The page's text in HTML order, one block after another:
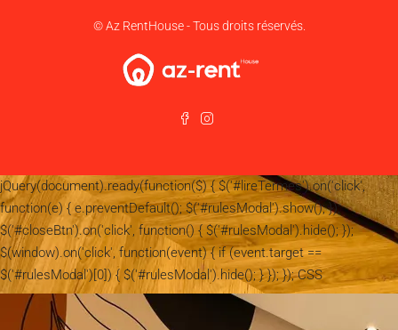
© Az RentHouse - Tous droits réservés.
jQuery(document).ready(function($) { $('#lireTermes').on('click',
function(e) { e.preventDefault(); $('#rulesModal').show(); });
$('#closeBtn').on('click', function() { $('#rulesModal').hide(); });
$(window).on('click', function(event) { if (event.target ==
$('#rulesModal')[0]) { $('#rulesModal').hide(); } }); }); CSS